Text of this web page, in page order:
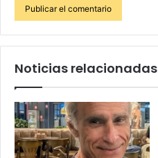
Noticias relacionadas